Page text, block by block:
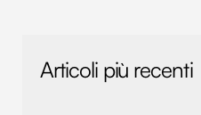
Articoli più recenti